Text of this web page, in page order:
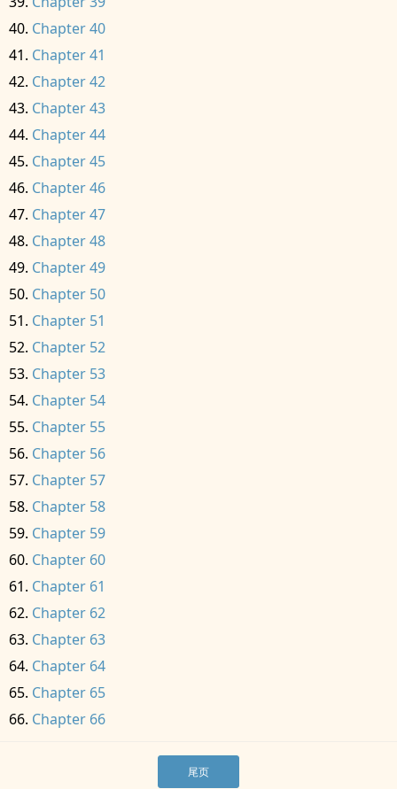
Chapter 40
Chapter 41
Chapter 42
Chapter 43
Chapter 44
Chapter 45
Chapter 46
Chapter 47
Chapter 48
Chapter 49
Chapter 50
Chapter 51
Chapter 52
Chapter 53
Chapter 54
Chapter 55
Chapter 56
Chapter 57
Chapter 58
Chapter 59
Chapter 60
Chapter 61
Chapter 62
Chapter 63
Chapter 64
Chapter 65
Chapter 66
尾页